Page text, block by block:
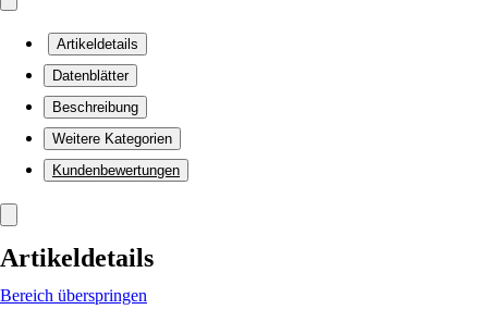
Artikeldetails
Datenblätter
Beschreibung
Weitere Kategorien
Kundenbewertungen
Artikeldetails
Bereich überspringen